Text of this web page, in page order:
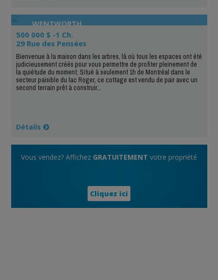
WENTWORTH
500 000 $ -1 Ch.
29 Rue des Pensées
Bienvenue à la maison dans les arbres, là où tous les espaces ont été
judicieusement créés pour vous permettre de profiter pleinement de
la quiétude du moment. Situé à seulement 1h de Montréal dans le
secteur paisible du lac Roger, ce cottage est vendu de pair avec un
second terrain prêt à construir...
Détails
Vous vendez? Affichez GRATUITEMENT votre propriété
Cliquez ici